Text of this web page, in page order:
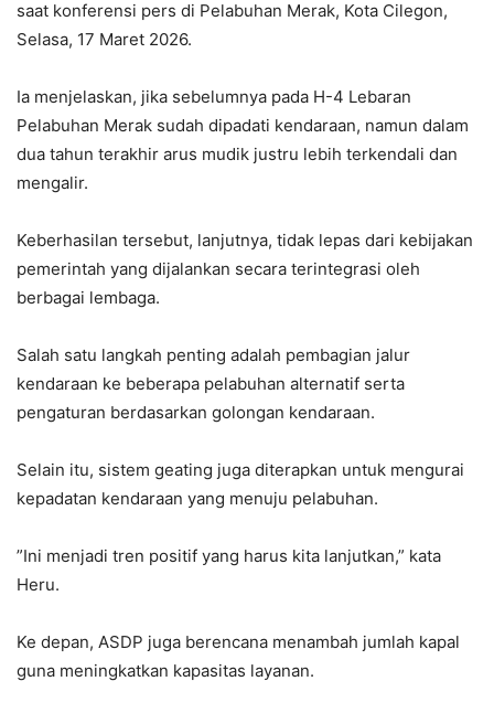
saat konferensi pers di Pelabuhan Merak, Kota Cilegon,
Selasa, 17 Maret 2026.
‎Ia menjelaskan, jika sebelumnya pada H-4 Lebaran
Pelabuhan Merak sudah dipadati kendaraan, namun dalam
dua tahun terakhir arus mudik justru lebih terkendali dan
mengalir.
‎Keberhasilan tersebut, lanjutnya, tidak lepas dari kebijakan
pemerintah yang dijalankan secara terintegrasi oleh
berbagai lembaga.
‎Salah satu langkah penting adalah pembagian jalur
kendaraan ke beberapa pelabuhan alternatif serta
pengaturan berdasarkan golongan kendaraan.
‎Selain itu, sistem geating juga diterapkan untuk mengurai
kepadatan kendaraan yang menuju pelabuhan.
‎”Ini menjadi tren positif yang harus kita lanjutkan,” kata
Heru.
‎Ke depan, ASDP juga berencana menambah jumlah kapal
guna meningkatkan kapasitas layanan.